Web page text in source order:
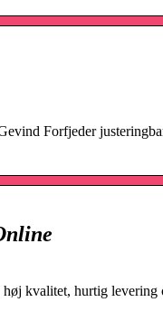
Forfjeder
kvalitet, hurtig levering